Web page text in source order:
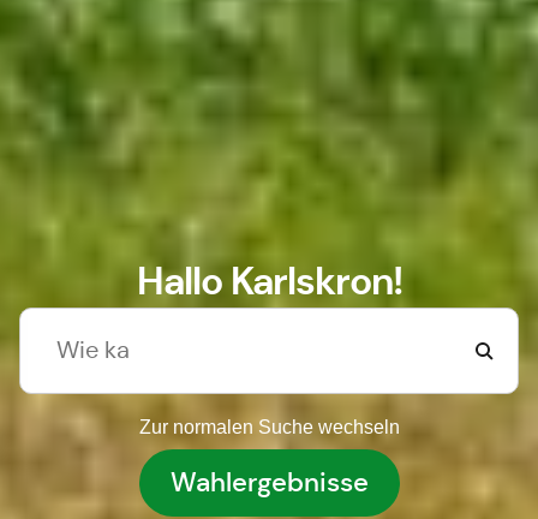
Hallo Karlskron!
Zur normalen Suche wechseln
Wahlergebnisse